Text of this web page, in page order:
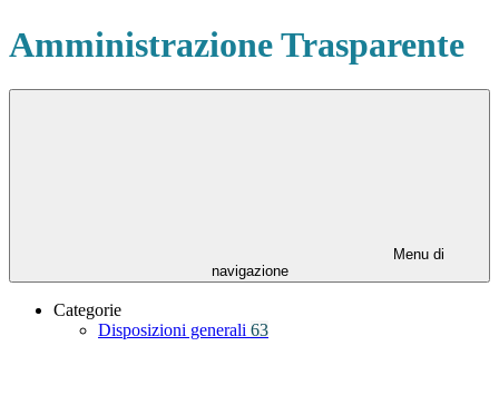
Amministrazione Trasparente
Menu di
navigazione
Categorie
Disposizioni generali 63